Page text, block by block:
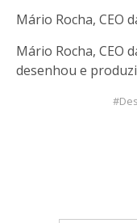
Mário Rocha, CEO
Mário Rocha, CEO
desenhou e